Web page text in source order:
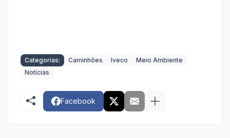
Categorias: Caminhões Iveco
Meio Ambiente
Notícias
Facebook